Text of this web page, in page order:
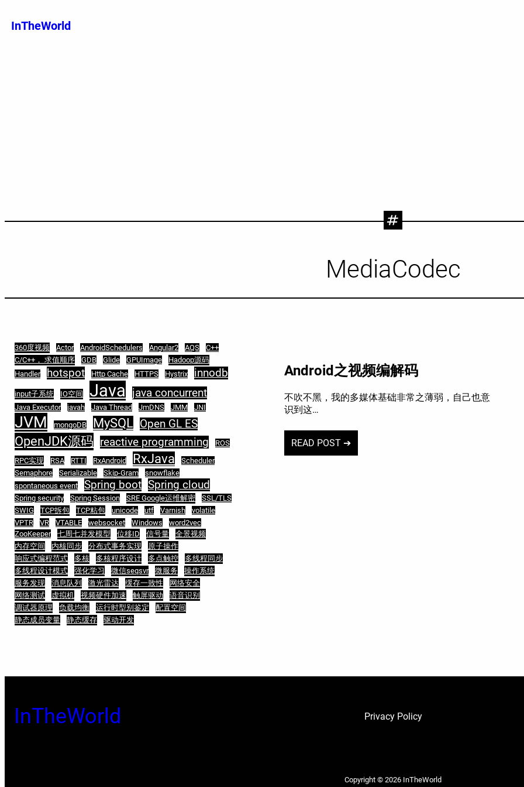
至InTheWorld
MediaCodec
360度视频 Actor AndroidSchedulers Angular2 AQS
C++
C/C++， 求值顺序
GDB Glide GPUImage
Hadoop源码
Handler
hotspot Http Cache HTTPS Hystrix innodb
input子系统 IO空间 Java java concurrent
Java Executor javah Java Thread JmDNS JMM JNI
JVM mongoDB MySQL Open GL ES
OpenJDK源码 reactive programming
ROS
RPC实现
RSA RTTI RxAndroid RxJava
Scheduler
Semaphore
Serializable Skip-Gram
snowflake
spontaneous event
Spring boot Spring cloud
Spring security Spring Session SRE Google运维解密
SSL/TLS
SWIG
TCP拆包 TCP粘包 unicode utf Varnish
volatile
VPTR
VR VTABLE websocket Windows
word2vec
ZooKeeper
七周七并发模型 位移ID 信号量
全景视频
内存空间
内核同步 分布式事务实现
原子操作
响应式编程范式
多核 多核程序设计 多点触控
多线程同步
多线程设计模式
强化学习 微信seqsvr 微服务
操作系统
服务发现
消息队列 激光雷达 缓存一致性
网络安全
网络测试
虚拟机 视频硬件加速 触屏驱动
语音识别
调试器原理
负载均衡 运行时型别鉴定
配置空间
静态成员变量
静态缓存 驱动开发
Android之视频编解码
不吹不黑，我的多媒体基础非常之薄弱，自己也意
识到这…
READ POST ➔
InTheWorld Privacy Policy
Copyright © 2026 InTheWorld